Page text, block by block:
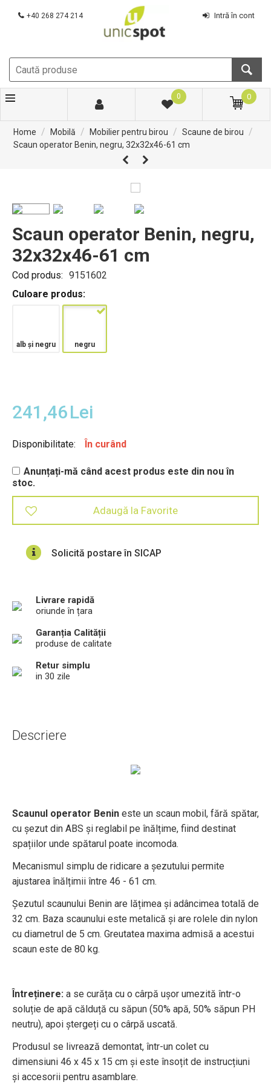
+40 268 274 214 Intră în cont
0 0
Home / Mobilă / Mobilier pentru birou / Scaune de birou /
Scaun operator Benin, negru, 32x32x46-61 cm
Scaun operator Benin, negru,
32x32x46-61 cm
Cod produs: 9151602
Culoare produs:
alb și negru negru
241,46Lei
Disponibilitate: În curând
Anunțați-mă când acest produs este din nou în
stoc.
Adaugă la Favorite
Solicită postare în SICAP
Livrare rapidă
oriunde în țara
Garanția Calității
produse de calitate
Retur simplu
in 30 zile
Descriere
Scaunul operator Benin este un scaun mobil, fără spătar,
cu șezut din ABS și reglabil pe înălțime, fiind destinat
spațiilor unde spătarul poate incomoda.
Mecanismul simplu de ridicare a șezutului permite
ajustarea înălțimii între 46 - 61 cm.
Șezutul scaunului Benin are lățimea și adâncimea totală de
32 cm. Baza scaunului este metalică și are rolele din nylon
cu diametrul de 5 cm. Greutatea maxima admisă a acestui
scaun este de 80 kg.
Întreținere: a se curăța cu o cârpă ușor umezită într-o
soluție de apă călduță cu săpun (50% apă, 50% săpun PH
neutru), apoi ștergeți cu o cârpă uscată.
Produsul se livrează demontat, într-un colet cu
dimensiuni 46 x 45 x 15 cm și este însoțit de instrucțiuni
și accesorii pentru asamblare.